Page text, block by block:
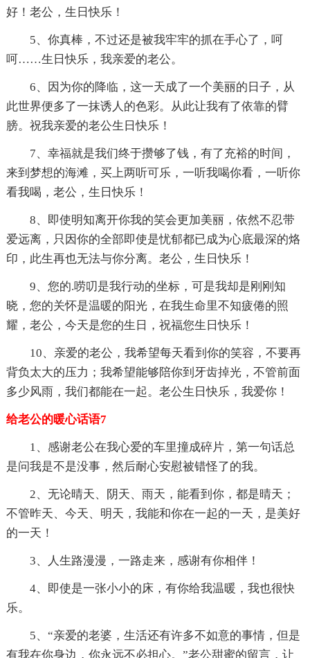
好！老公，生日快乐！
5、你真棒，不过还是被我牢牢的抓在手心了，呵
呵……生日快乐，我亲爱的老公。
6、因为你的降临，这一天成了一个美丽的日子，从
此世界便多了一抹诱人的色彩。从此让我有了依靠的臂
膀。祝我亲爱的老公生日快乐！
7、幸福就是我们终于攒够了钱，有了充裕的时间，
来到梦想的海滩，买上两听可乐，一听我喝你看，一听你
看我喝，老公，生日快乐！
8、即使明知离开你我的笑会更加美丽，依然不忍带
爱远离，只因你的全部即使是忧郁都已成为心底最深的烙
印，此生再也无法与你分离。老公，生日快乐！
9、您的.唠叨是我行动的坐标，可是我却是刚刚知
晓，您的关怀是温暖的阳光，在我生命里不知疲倦的照
耀，老公，今天是您的生日，祝福您生日快乐！
10、亲爱的老公，我希望每天看到你的笑容，不要再
背负太大的压力；我希望能够陪你到牙齿掉光，不管前面
多少风雨，我们都能在一起。老公生日快乐，我爱你！
给老公的暖心话语7
1、感谢老公在我心爱的车里撞成碎片，第一句话总
是问我是不是没事，然后耐心安慰被错怪了的我。
2、无论晴天、阴天、雨天，能看到你，都是晴天；
不管昨天、今天、明天，我能和你在一起的一天，是美好
的一天！
3、人生路漫漫，一路走来，感谢有你相伴！
4、即使是一张小小的床，有你给我温暖，我也很快
乐。
5、“亲爱的老婆，生活还有许多不如意的事情，但是
有我在你身边，你永远不必担心。”老公甜蜜的留言，让